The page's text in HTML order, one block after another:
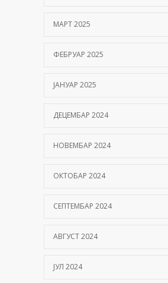
МАРТ 2025
ФЕБРУАР 2025
ЈАНУАР 2025
ДЕЦЕМБАР 2024
НОВЕМБАР 2024
ОКТОБАР 2024
СЕПТЕМБАР 2024
АВГУСТ 2024
ЈУЛ 2024